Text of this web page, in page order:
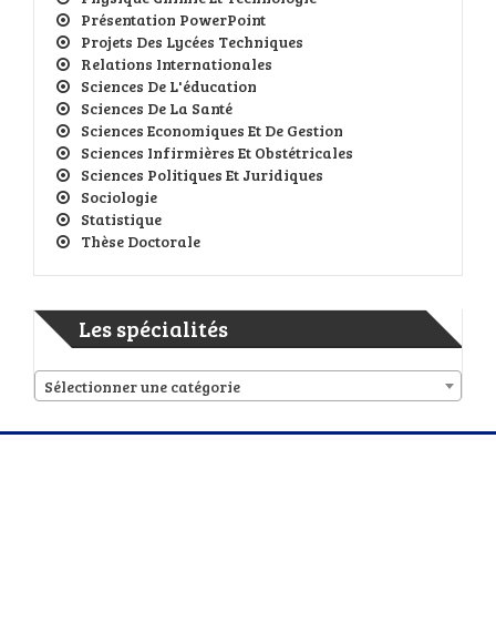
Présentation PowerPoint
Projets Des Lycées Techniques
Relations Internationales
Sciences De L'éducation
Sciences De La Santé
Sciences Economiques Et De Gestion
Sciences Infirmières Et Obstétricales
Sciences Politiques Et Juridiques
Sociologie
Statistique
Thèse Doctorale
Les spécialités
Sélectionner une catégorie